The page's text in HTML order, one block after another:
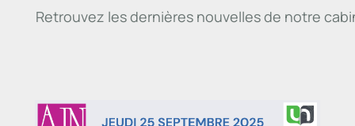
Retrouvez les dernières nouvelles de notre